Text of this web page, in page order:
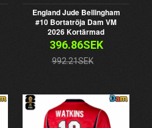
England Jude Bellingham
#10 Bortatröja Dam VM
2026 Kortärmad
396.86SEK
992.21SEK